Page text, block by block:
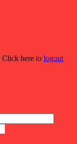
Click here to logout